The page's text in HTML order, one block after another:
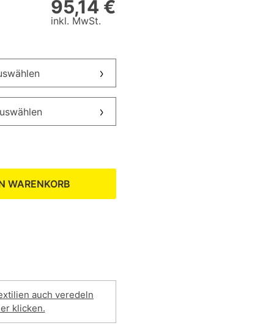
95,14 €
inkl. MwSt.
WARENKORB
auch veredeln
klicken.